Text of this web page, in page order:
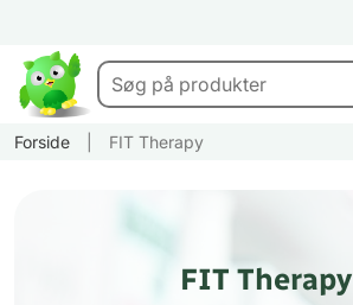
Forside FIT Therapy
FIT Therapy